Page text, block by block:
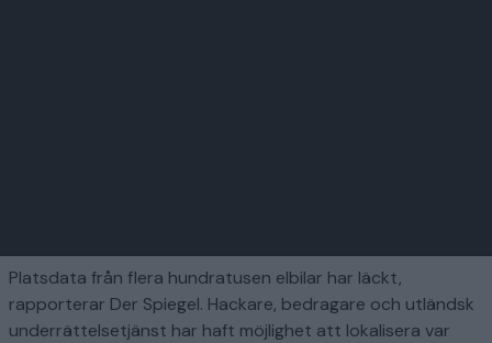
Platsdata från flera hundratusen elbilar har läckt,
rapporterar Der Spiegel. Hackare, bedragare och utländsk
underrättelsetjänst har haft möjlighet att lokalisera var